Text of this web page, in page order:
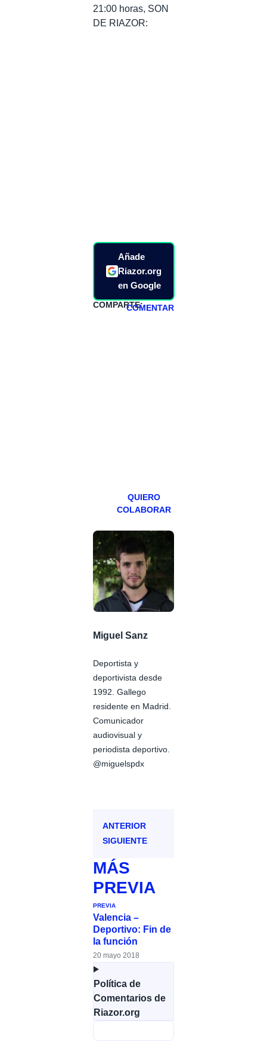
21:00 horas, SON
DE RIAZOR:
Añade
Riazor.org
en Google
COMPARTE:COMENTAR
QUIERO
COLABORAR
Miguel Sanz
Deportista y
deportivista desde
1992. Gallego
residente en Madrid.
Comunicador
audiovisual y
periodista deportivo.
@miguelspdx
ANTERIOR
SIGUIENTE
MÁS
PREVIA
PREVIA
Valencia –
Deportivo: Fin de
la función
20 mayo 2018
Política de
Comentarios de
Riazor.org